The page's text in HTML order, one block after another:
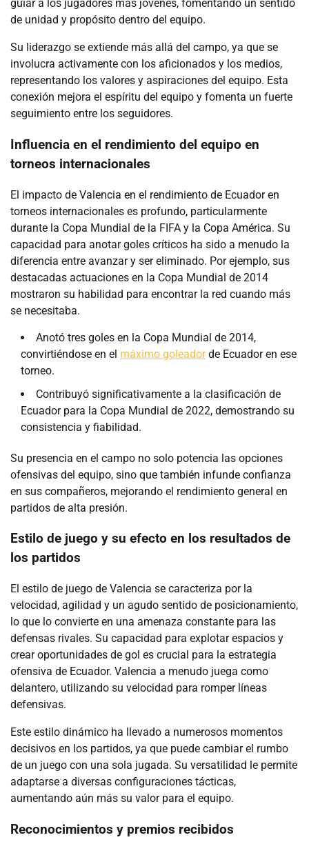
guiar a los jugadores más jóvenes, fomentando un sentido
de unidad y propósito dentro del equipo.
Su liderazgo se extiende más allá del campo, ya que se
involucra activamente con los aficionados y los medios,
representando los valores y aspiraciones del equipo. Esta
conexión mejora el espíritu del equipo y fomenta un fuerte
seguimiento entre los seguidores.
Influencia en el rendimiento del equipo en
torneos internacionales
El impacto de Valencia en el rendimiento de Ecuador en
torneos internacionales es profundo, particularmente
durante la Copa Mundial de la FIFA y la Copa América. Su
capacidad para anotar goles críticos ha sido a menudo la
diferencia entre avanzar y ser eliminado. Por ejemplo, sus
destacadas actuaciones en la Copa Mundial de 2014
mostraron su habilidad para encontrar la red cuando más
se necesitaba.
Anotó tres goles en la Copa Mundial de 2014,
convirtiéndose en el máximo goleadorde Ecuador en ese
torneo.
Contribuyó significativamente a la clasificación de
Ecuador para la Copa Mundial de 2022, demostrando su
consistencia y fiabilidad.
Su presencia en el campo no solo potencia las opciones
ofensivas del equipo, sino que también infunde confianza
en sus compañeros, mejorando el rendimiento general en
partidos de alta presión.
Estilo de juego y su efecto en los resultados de
los partidos
El estilo de juego de Valencia se caracteriza por la
velocidad, agilidad y un agudo sentido de posicionamiento,
lo que lo convierte en una amenaza constante para las
defensas rivales. Su capacidad para explotar espacios y
crear oportunidades de gol es crucial para la estrategia
ofensiva de Ecuador. Valencia a menudo juega como
delantero, utilizando su velocidad para romper líneas
defensivas.
Este estilo dinámico ha llevado a numerosos momentos
decisivos en los partidos, ya que puede cambiar el rumbo
de un juego con una sola jugada. Su versatilidad le permite
adaptarse a diversas configuraciones tácticas,
aumentando aún más su valor para el equipo.
Reconocimientos y premios recibidos